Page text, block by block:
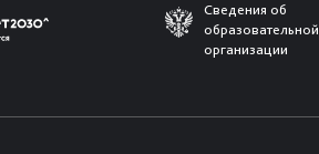
Сведения об
образовательной
организации